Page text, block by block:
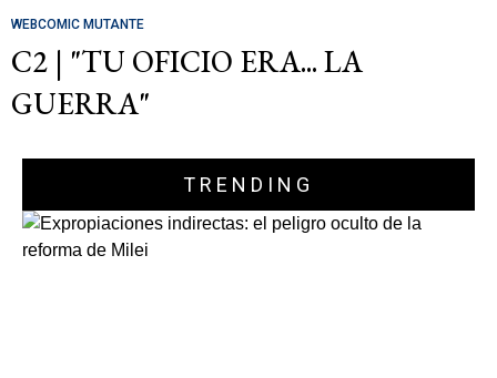
WEBCOMIC MUTANTE
C2 | "TU OFICIO ERA... LA
GUERRA"
TRENDING